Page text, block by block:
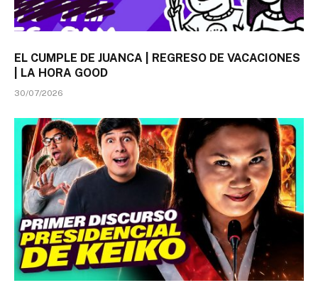
EL CUMPLE DE JUANCA | REGRESO DE VACACIONES
| LA HORA GOOD
30/07/2026